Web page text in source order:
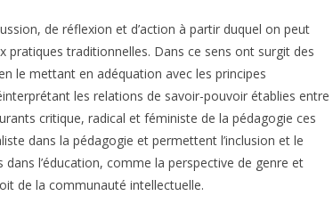
de réflexion et d’action à partir duquel on peut
traditionnelles. Dans ce sens ont surgit des
le mettant en adéquation avec les principes
les relations de savoir-pouvoir établies entre
critique, radical et féministe de la pédagogie ces
dans la pédagogie et permettent l’inclusion et le
l’éducation, comme la perspective de genre et
de la communauté intellectuelle.